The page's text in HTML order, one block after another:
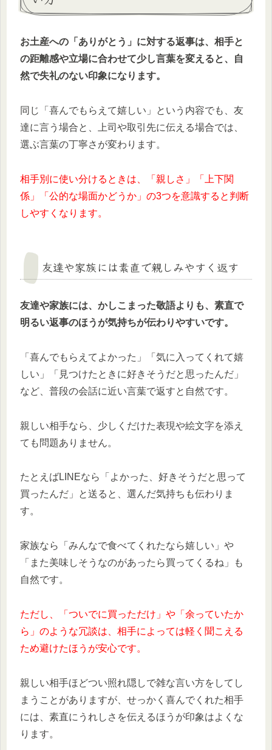
お土産への「ありがとう」に対する返事は、相手と
の距離感や立場に合わせて少し言葉を変えると、自
然で失礼のない印象になります。
同じ「喜んでもらえて嬉しい」という内容でも、友
達に言う場合と、上司や取引先に伝える場合では、
選ぶ言葉の丁寧さが変わります。
相手別に使い分けるときは、「親しさ」「上下関
係」「公的な場面かどうか」の3つを意識すると判断
しやすくなります。
友達や家族には素直で親しみやすく返す
友達や家族には、かしこまった敬語よりも、素直で
明るい返事のほうが気持ちが伝わりやすいです。
「喜んでもらえてよかった」「気に入ってくれて嬉
しい」「見つけたときに好きそうだと思ったんだ」
など、普段の会話に近い言葉で返すと自然です。
親しい相手なら、少しくだけた表現や絵文字を添え
ても問題ありません。
たとえばLINEなら「よかった、好きそうだと思って
買ったんだ」と送ると、選んだ気持ちも伝わりま
す。
家族なら「みんなで食べてくれたなら嬉しい」や
「また美味しそうなのがあったら買ってくるね」も
自然です。
ただし、「ついでに買っただけ」や「余っていたか
ら」のような冗談は、相手によっては軽く聞こえる
ため避けたほうが安心です。
親しい相手ほどつい照れ隠しで雑な言い方をしてし
まうことがありますが、せっかく喜んでくれた相手
には、素直にうれしさを伝えるほうが印象はよくな
ります。